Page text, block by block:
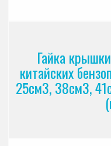
Гайка
китайских
25см3, 38см3,